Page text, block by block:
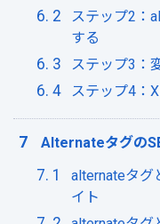
ステップ2：
する
ステップ3：
ステップ4：
Alternateタグの
alternateタグ
イト